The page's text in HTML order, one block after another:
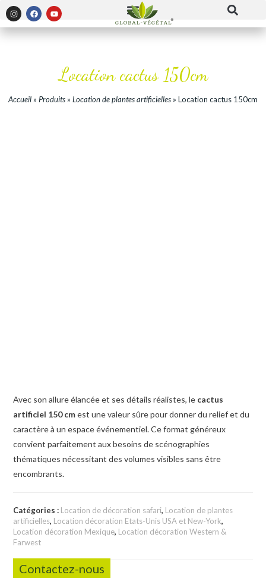
Location cactus 150cm
Accueil » Produits » Location de plantes artificielles » Location cactus 150cm
Avec son allure élancée et ses détails réalistes, le cactus
artificiel 150 cmest une valeur sûre pour donner du relief et du
caractère à un espace événementiel. Ce format généreux
convient parfaitement aux besoins de scénographies
thématiques nécessitant des volumes visibles sans être
encombrants.
Catégories : Location de décoration safari, Location de plantes
artificielles, Location décoration Etats-Unis USA et New-York,
Location décoration Mexique, Location décoration Western &
Farwest
Contactez-nous